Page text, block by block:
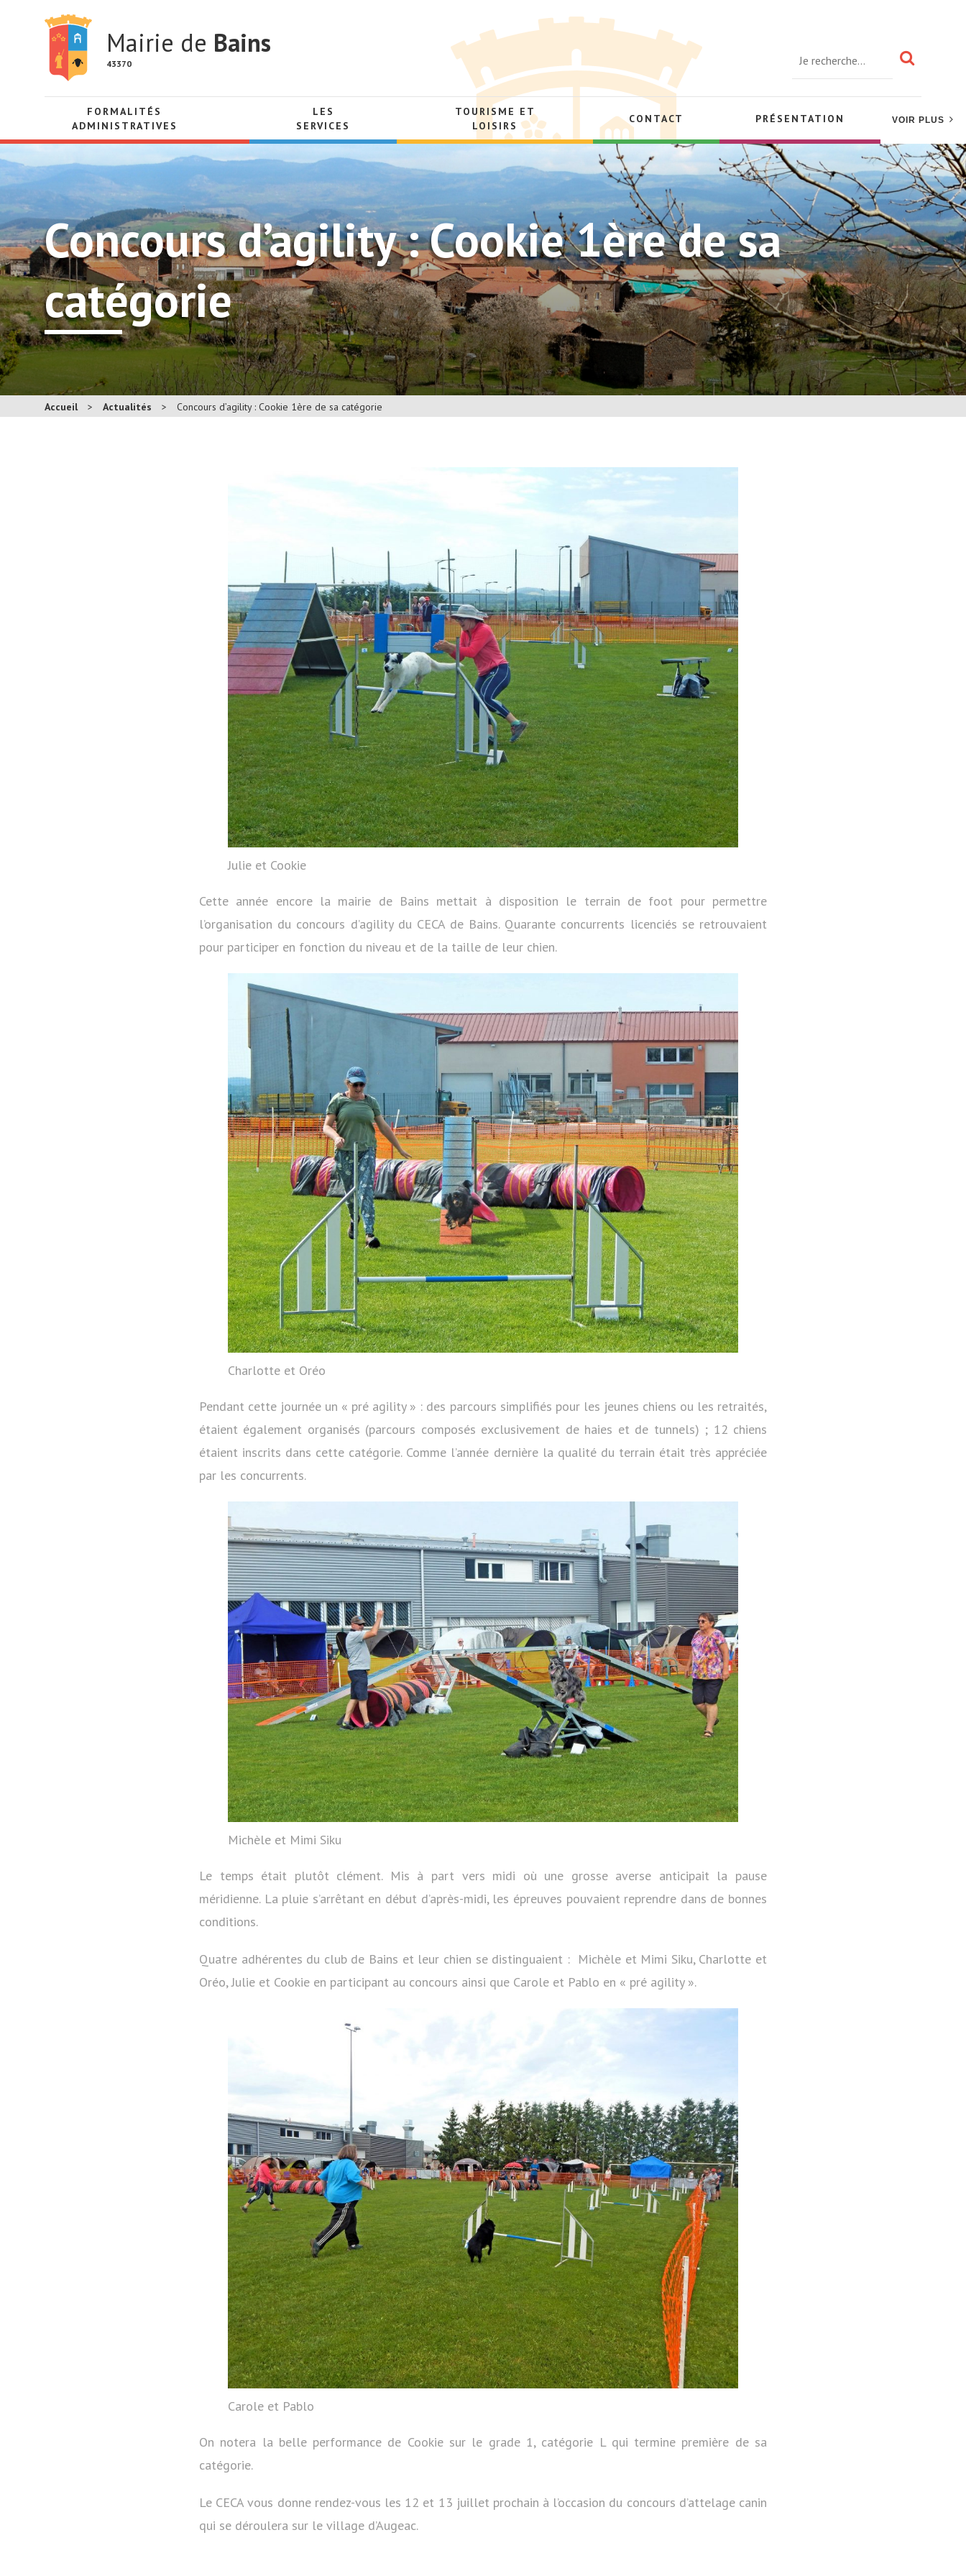
Mairie de Bains
43370
FORMALITÉS
ADMINISTRATIVES
LES
SERVICES
TOURISME ET
LOISIRS
CONTACT PRÉSENTATION VOIR PLUS
Concours d’agility : Cookie 1ère de sa
catégorie
Accueil > Actualités > Concours d’agility : Cookie 1ère de sa catégorie
Julie et Cookie
Cette année encore la mairie de Bains mettait à disposition le terrain de foot pour permettre
l’organisation du concours d’agility du CECA de Bains. Quarante concurrents licenciés se retrouvaient
pour participer en fonction du niveau et de la taille de leur chien.
Charlotte et Oréo
Pendant cette journée un « pré agility » : des parcours simplifiés pour les jeunes chiens ou les retraités,
étaient également organisés (parcours composés exclusivement de haies et de tunnels) ; 12 chiens
étaient inscrits dans cette catégorie. Comme l’année dernière la qualité du terrain était très appréciée
par les concurrents.
Michèle et Mimi Siku
Le temps était plutôt clément. Mis à part vers midi où une grosse averse anticipait la pause
méridienne. La pluie s’arrêtant en début d’après-midi, les épreuves pouvaient reprendre dans de bonnes
conditions.
Quatre adhérentes du club de Bains et leur chien se distinguaient : Michèle et Mimi Siku, Charlotte et
Oréo, Julie et Cookie en participant au concours ainsi que Carole et Pablo en « pré agility ».
Carole et Pablo
On notera la belle performance de Cookie sur le grade 1, catégorie L qui termine première de sa
catégorie.
Le CECA vous donne rendez-vous les 12 et 13 juillet prochain à l’occasion du concours d’attelage canin
qui se déroulera sur le village d’Augeac.